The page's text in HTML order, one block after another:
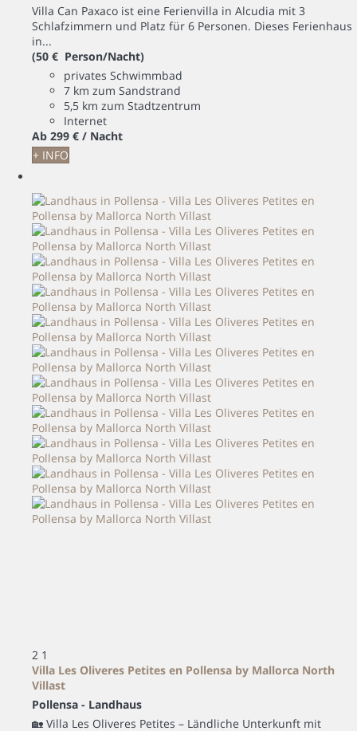
Villa Can Paxaco ist eine Ferienvilla in Alcudia mit 3
Schlafzimmern und Platz für 6 Personen. Dieses Ferienhaus
in...
(50 € Person/Nacht)
privates Schwimmbad
7 km zum Sandstrand
5,5 km zum Stadtzentrum
Internet
Ab 299 € / Nacht
+ INFO
2 1
Villa Les Oliveres Petites en Pollensa by Mallorca North
Villast
Pollensa - Landhaus
🏡 Villa Les Oliveres Petites – Ländliche Unterkunft mit